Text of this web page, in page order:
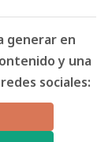
generar en
y una
sociales: